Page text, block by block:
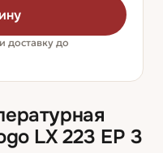
LX 223 EP 3
доставку до